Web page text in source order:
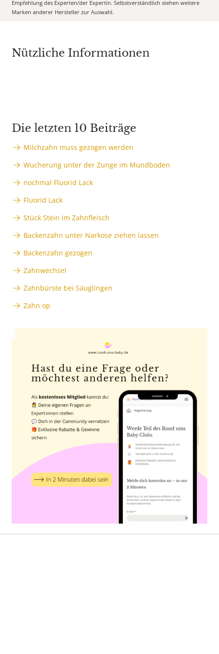
Empfehlung des Experten/der Expertin. Selbstverständlich stehen weitere
Marken anderer Hersteller zur Auswahl.
Nützliche Informationen
Die letzten 10 Beiträge
Milchzahn muss gezogen werden
Wucherung unter der Zunge im Mundboden
nochmal Fluorid Lack
Fluorid Lack
Stück Stein im Zahnfleisch
Backenzahn unter Narkose ziehen lassen
Backenzahn gezogen
Zahnwechsel
Zahnbürste bei Säuglingen
Zahn op